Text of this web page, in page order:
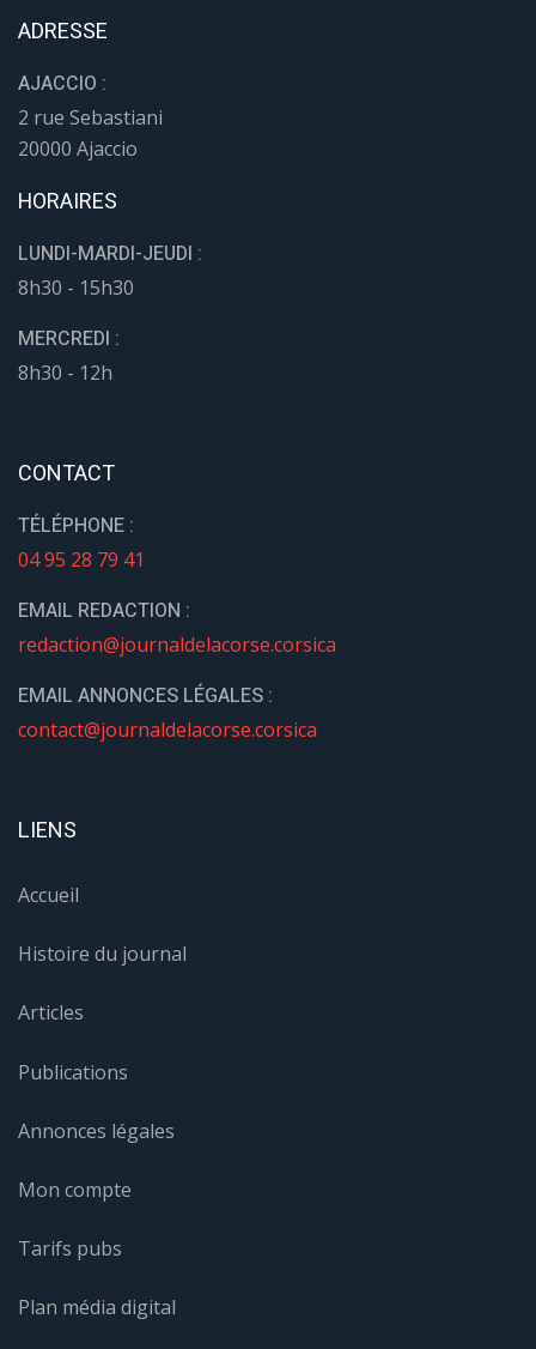
ADRESSE
AJACCIO :
2 rue Sebastiani
20000 Ajaccio
HORAIRES
LUNDI-MARDI-JEUDI :
8h30 - 15h30
MERCREDI :
8h30 - 12h
CONTACT
TÉLÉPHONE :
04 95 28 79 41
EMAIL REDACTION :
redaction@journaldelacorse.corsica
EMAIL ANNONCES LÉGALES :
contact@journaldelacorse.corsica
LIENS
Accueil
Histoire du journal
Articles
Publications
Annonces légales
Mon compte
Tarifs pubs
Plan média digital